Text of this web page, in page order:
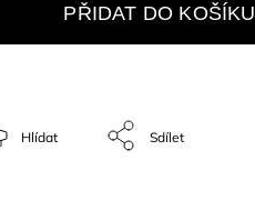
PŘIDAT DO KOŠÍKU
Hlídat Sdílet